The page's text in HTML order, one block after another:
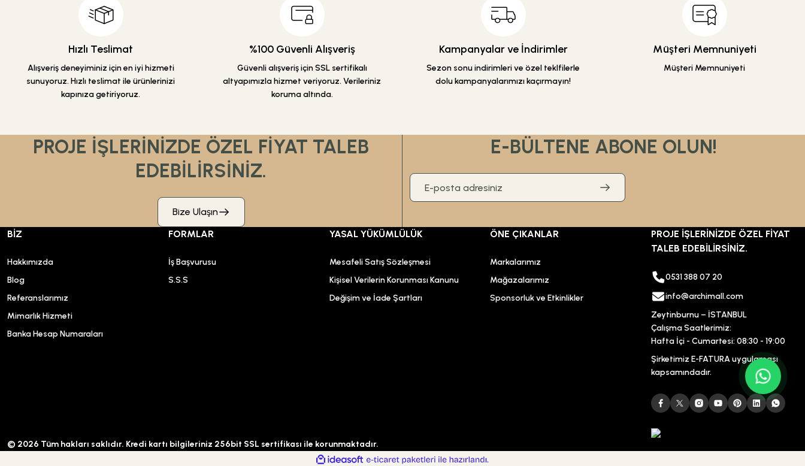
Sepete Ekle
Ürün fiyatı diğer sitelerden daha pahalı.
Hızlı Teslimat
Alışveriş deneyiminiz için en iyi hizmeti
sunuyoruz. Hızlı teslimat ile ürünlerinizi
kapınıza getiriyoruz.
%100 Güvenli Alışveriş
Güvenli alışveriş için SSL sertifikalı
altyapımızla hizmet veriyoruz. Verileriniz
koruma altında.
Kampanyalar ve İndirimler
Sezon sonu indirimleri ve özel teklfilerle
dolu kampanyalarımızı kaçırmayın!
Müşteri Memnuniyeti
Müşteri Memnuniyeti
PROJE İŞLERİNİZDE ÖZEL FİYAT TALEB
EDEBİLİRSİNİZ.
Bize Ulaşın
E-BÜLTENE ABONE OLUN!
BİZ
Hakkımızda
Blog
Referanslarımız
Mimarlık Hizmeti
Banka Hesap Numaraları
FORMLAR
İş Başvurusu
S.S.S
YASAL YÜKÜMLÜLÜK
Mesafeli Satış Sözleşmesi
Kişisel Verilerin Korunması Kanunu
Değişim ve İade Şartları
ÖNE ÇIKANLAR
Markalarımız
Mağazalarımız
Sponsorluk ve Etkinlikler
PROJE İŞLERİNİZDE ÖZEL FİYAT
TALEB EDEBİLİRSİNİZ.
0531 388 07 20
info@archimall.com
Zeytinburnu – İSTANBUL
Çalışma Saatlerimiz:
Hafta İçi - Cumartesi: 08:30 - 19:00
Şirketimiz E-FATURA uygulaması
kapsamındadır.
© 2026 Tüm hakları saklıdır. Kredi kartı bilgileriniz 256bit SSL sertifikası ile korunmaktadır.
ideasoft e-